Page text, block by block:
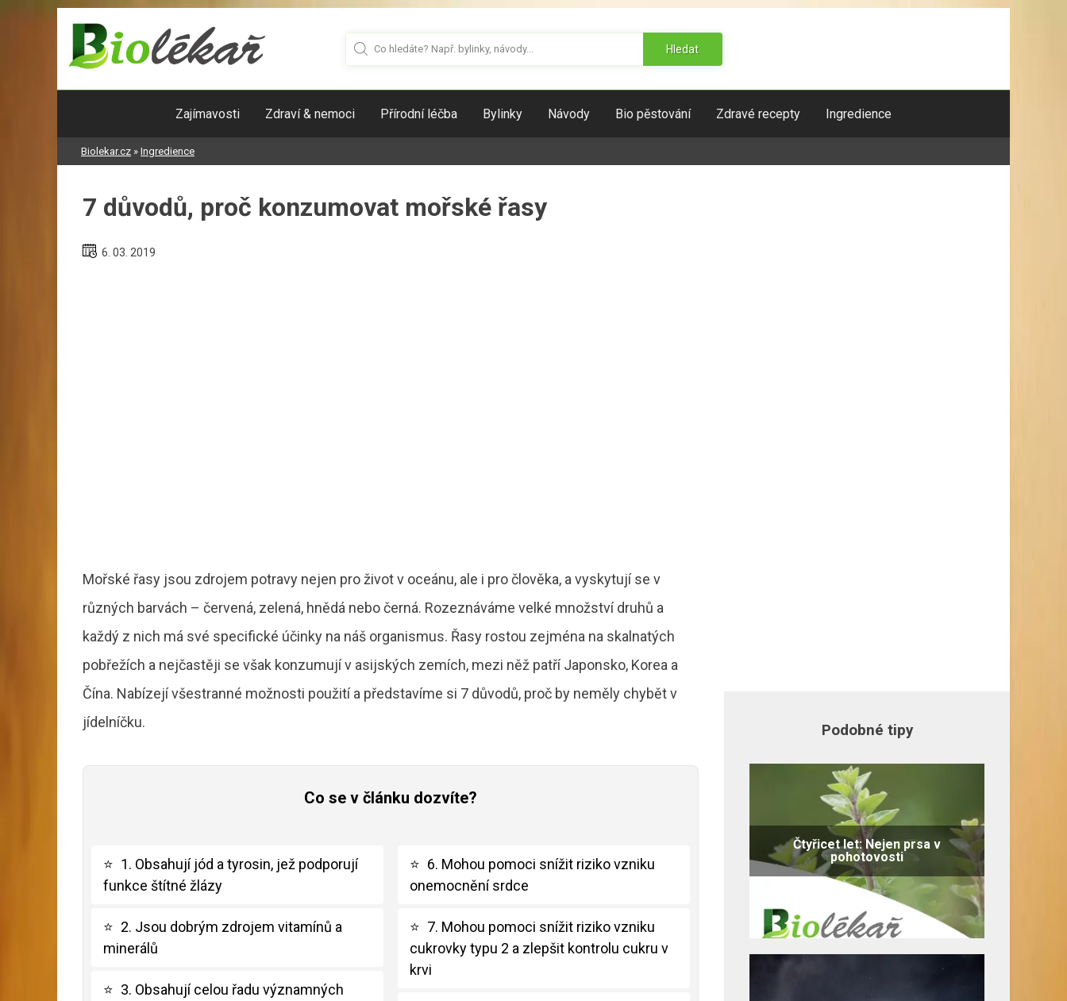
Hledat
Zajímavosti Zdraví & nemoci Přírodní léčba Bylinky Návody Bio pěstování Zdravé recepty Ingredience
Biolekar.cz » Ingredience
7 důvodů, proč konzumovat mořské řasy
6. 03. 2019
Mořské řasy jsou zdrojem potravy nejen pro život v oceánu, ale i pro člověka, a vyskytují se v
různých barvách – červená, zelená, hnědá nebo černá. Rozeznáváme velké množství druhů a
každý z nich má své specifické účinky na náš organismus. Řasy rostou zejména na skalnatých
pobřežích a nejčastěji se však konzumují v asijských zemích, mezi něž patří Japonsko, Korea a
Čína. Nabízejí všestranné možnosti použití a představíme si 7 důvodů, proč by neměly chybět v
jídelníčku.
Co se v článku dozvíte?
⭐ 1. Obsahují jód a tyrosin, jež podporují
funkce štítné žlázy
⭐ 2. Jsou dobrým zdrojem vitamínů a
minerálů
⭐ 3. Obsahují celou řadu významných
⭐ 6. Mohou pomoci snížit riziko vzniku
onemocnění srdce
⭐ 7. Mohou pomoci snížit riziko vzniku
cukrovky typu 2 a zlepšit kontrolu cukru v
krvi
Podobné tipy
Čtyřicet let: Nejen prsa v
pohotovosti